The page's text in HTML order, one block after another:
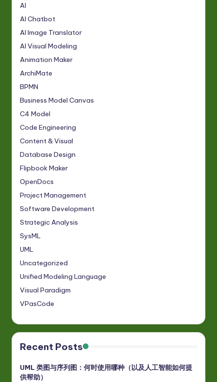
AI
AI Chatbot
AI Image Translator
AI Visual Modeling
Animation Maker
ArchiMate
BPMN
Business Model Canvas
C4 Model
Code Engineering
Content & Visual
Database Design
Flipbook Maker
OpenDocs
Project Management
Software Development
Strategic Analysis
SysML
UML
Uncategorized
Unified Modeling Language
Visual Paradigm
VPasCode
Recent Posts
UML 类图与序列图：何时使用哪种（以及人工智能如何提
供帮助）